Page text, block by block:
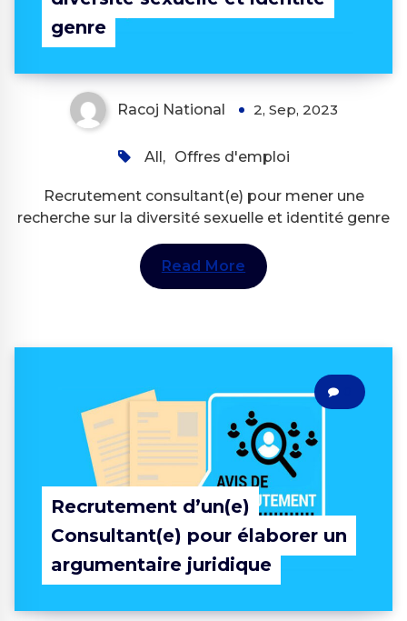
genre
Racoj National 2, Sep, 2023
All, Offres d'emploi
Recrutement consultant(e) pour mener une
recherche sur la diversité sexuelle et identité genre
Read More
Recrutement d’un(e)
Consultant(e) pour élaborer un
argumentaire juridique